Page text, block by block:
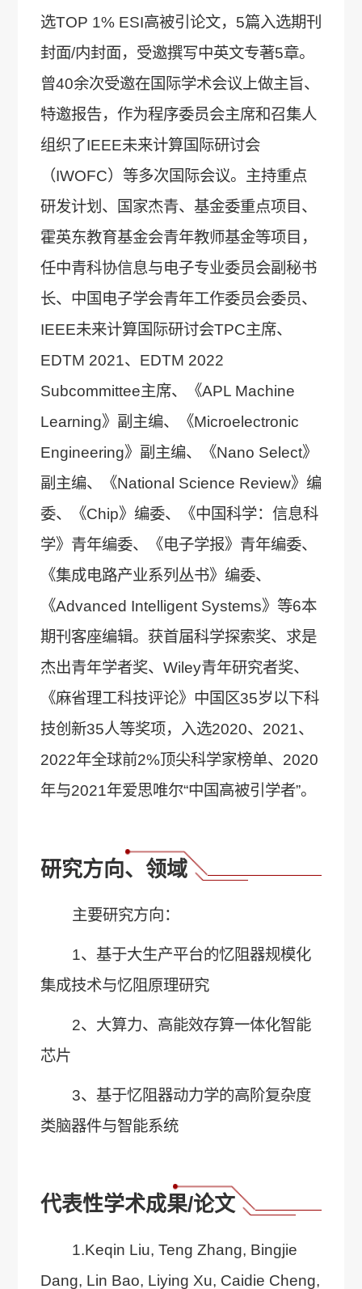
选TOP 1% ESI高被引论文，5篇入选期刊
封面/内封面，受邀撰写中英文专著5章。
曾40余次受邀在国际学术会议上做主旨、
特邀报告，作为程序委员会主席和召集人
组织了IEEE未来计算国际研讨会
（IWOFC）等多次国际会议。主持重点
研发计划、国家杰青、基金委重点项目、
霍英东教育基金会青年教师基金等项目，
任中青科协信息与电子专业委员会副秘书
长、中国电子学会青年工作委员会委员、
IEEE未来计算国际研讨会TPC主席、
EDTM 2021、EDTM 2022
Subcommittee主席、《APL Machine
Learning》副主编、《Microelectronic
Engineering》副主编、《Nano Select》
副主编、《National Science Review》编
委、《Chip》编委、《中国科学：信息科
学》青年编委、《电子学报》青年编委、
《集成电路产业系列丛书》编委、
《Advanced Intelligent Systems》等6本
期刊客座编辑。获首届科学探索奖、求是
杰出青年学者奖、Wiley青年研究者奖、
《麻省理工科技评论》中国区35岁以下科
技创新35人等奖项，入选2020、2021、
2022年全球前2%顶尖科学家榜单、2020
年与2021年爱思唯尔“中国高被引学者”。
研究方向、领域
主要研究方向：
1、基于大生产平台的忆阻器规模化
集成技术与忆阻原理研究
2、大算力、高能效存算一体化智能
芯片
3、基于忆阻器动力学的高阶复杂度
类脑器件与智能系统
代表性学术成果/论文
1.Keqin Liu, Teng Zhang, Bingjie
Dang, Lin Bao, Liying Xu, Caidie Cheng,